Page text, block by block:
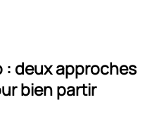
: deux approches
bien partir